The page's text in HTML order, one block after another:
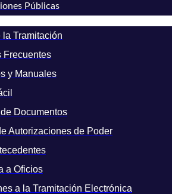
Públicas
la Tramitación
Frecuentes
y Manuales
Documentos
Autorizaciones de Poder
a Oficios
a la Tramitación Electrónica